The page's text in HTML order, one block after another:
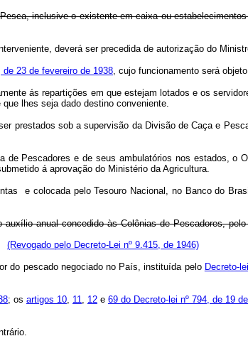
inclusive o existente em caixa ou
deverá ser precedida de autorização do
23 de fevereiro de 1938, cujo funcionamento será
ás repartições em que estejam lotados e os
lhes seja dado destino conveniente.
prestados sob a supervisão da Divisão de Caça e
Pescadores e de seus ambulatórios nos estados, o
á aprovação do Ministério da Agricultura.
e colocada pelo Tesouro Nacional, no Banco do
anual concedido às Colônias de Pescadores,
(Revogado pelo Decreto-Lei nº 9.415, de 1946)
do pescado negociado no País, instituída pelo Decreto-
; os artigos 10, 11, 12 e 69 do Decreto-lei nº 794, de 19